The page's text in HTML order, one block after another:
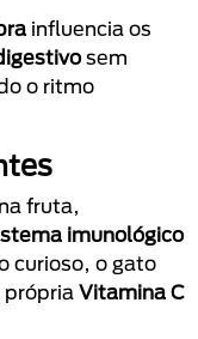
influencia os
sem
o ritmo
fruta,
imunológico
curioso, o gato
própria Vitamina C